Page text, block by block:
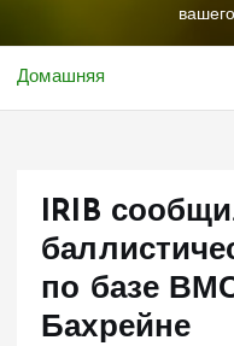
Домашняя
IRIB
по базе
Бахрейне